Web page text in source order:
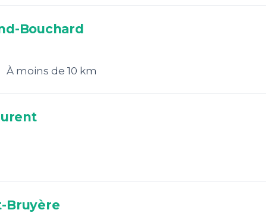
Bouchard
À moins de 10 km
Bruyère